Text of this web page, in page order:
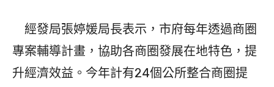
經發局張婷媛局長表示，市府每年透過商圈
專案輔導計畫，協助各商圈發展在地特色，提
升經濟效益。今年計有24個公所整合商圈提